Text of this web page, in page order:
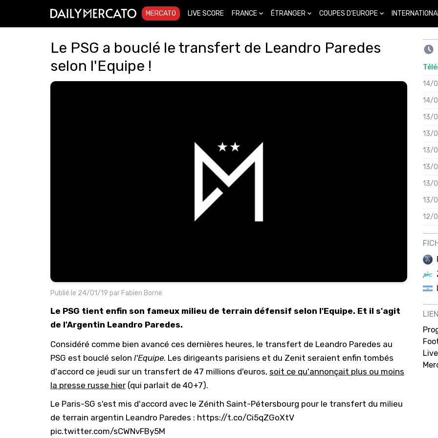
MERCATO LIVE SCORE FRANCE ÉTRANGER COUPES D'EUROPE
Le PSG a bouclé le transfert de Leandro Paredes
selon l'Equipe !
Publié le 24/01/19 par Fabien Borne
Le PSG tient enfin son fameux milieu de terrain défensif selon l'Equipe. Et il s'agit
de l'Argentin Leandro Paredes.
Considéré comme bien avancé ces dernières heures, le transfert de Leandro Paredes au
PSG est bouclé selon l'Equipe. Les dirigeants parisiens et du Zenit seraient enfin tombés
d'accord ce jeudi sur un transfert de 47 millions d'euros, soit ce qu'annonçait plus ou moins
la presse russe hier (qui parlait de 40+7).
Le Paris-SG s'est mis d'accord avec le Zénith Saint-Pétersbourg pour le transfert du milieu
de terrain argentin Leandro Paredes : https://t.co/Ci5qZGoXtV
pic.twitter.com/sCWNvFBy5M
14/
14/
13/
13/
13/
13/
13/
13/
12/
12/
12/01
12/01
11/
11/
11/
11/